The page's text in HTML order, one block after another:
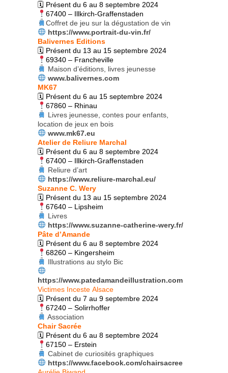
🗓 Présent du 6 au 8 septembre 2024
67400 – Illkirch-Graffenstaden
Coffret de jeu sur la dégustation de vin
https://www.portrait-du-vin.fr/
Balivernes Editions
🗓 Présent du 13 au 15 septembre 2024
69340 – Francheville
Maison d’éditions, livres jeunesse
www.balivernes.com
MK67
🗓 Présent du 6 au 15 septembre 2024
67860 – Rhinau
Livres jeunesse, contes pour enfants,
location de jeux en bois
www.mk67.eu
Atelier de Reliure Marchal
🗓 Présent du 6 au 8 septembre 2024
67400 – Illkirch-Graffenstaden
Reliure d’art
https://www.reliure-marchal.eu/
Suzanne C. Wery
🗓 Présent du 13 au 15 septembre 2024
67640 – Lipsheim
Livres
https://www.suzanne-catherine-wery.fr/
Pâte d’Amande
🗓 Présent du 6 au 8 septembre 2024
68260 – Kingersheim
Illustrations au stylo Bic
https://www.patedamandeillustration.com
Victimes Inceste Alsace
🗓 Présent du 7 au 9 septembre 2024
67240 – Solirrhoffer
Association
Chair Sacrée
🗓 Présent du 6 au 8 septembre 2024
67150 – Erstein
Cabinet de curiosités graphiques
https://www.facebook.com/chairsacree